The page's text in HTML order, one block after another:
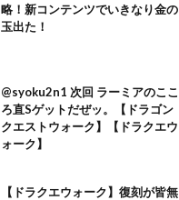
略！新コンテンツでいきなり金の
玉出た！
@syoku2n1 次回 ラーミアのここ
ろ直Sゲットだぜッ。【ドラゴン
クエストウォーク】【ドラクエウ
ォーク】
【ドラクエウォーク】復刻が皆無